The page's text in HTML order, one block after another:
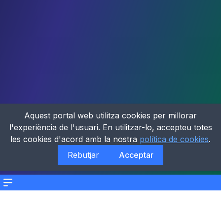
Menu
Aquest portal web utilitza cookies per millorar
l'experiència de l'usuari. En utilitzar-lo, accepteu totes
les cookies d'acord amb la nostra política de cookies.
Rebutjar
Acceptar